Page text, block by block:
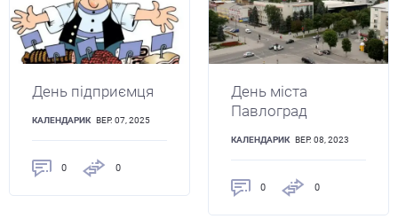
День підприємця
КАЛЕНДАРИК ВЕР. 07, 2025
0 0
День міста
Павлоград
КАЛЕНДАРИК ВЕР. 08, 2023
0 0